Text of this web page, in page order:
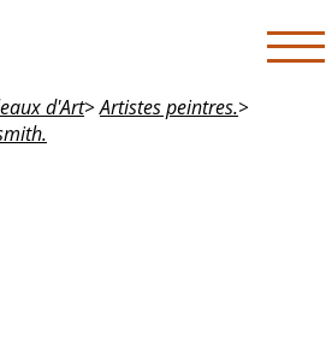
d'Art>Artistes peintres.>